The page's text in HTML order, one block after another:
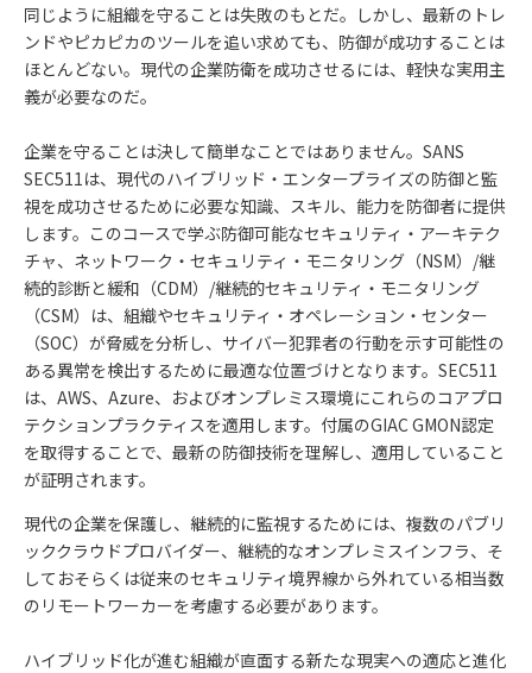
同じように組織を守ることは失敗のもとだ。しかし、最新のトレ
ンドやピカピカのツールを追い求めても、防御が成功することは
ほとんどない。現代の企業防衛を成功させるには、軽快な実用主
義が必要なのだ。
企業を守ることは決して簡単なことではありません。SANS
SEC511は、現代のハイブリッド・エンタープライズの防御と監
視を成功させるために必要な知識、スキル、能力を防御者に提供
します。このコースで学ぶ防御可能なセキュリティ・アーキテク
チャ、ネットワーク・セキュリティ・モニタリング（NSM）/継
続的診断と緩和（CDM）/継続的セキュリティ・モニタリング
（CSM）は、組織やセキュリティ・オペレーション・センター
（SOC）が脅威を分析し、サイバー犯罪者の行動を示す可能性の
ある異常を検出するために最適な位置づけとなります。SEC511
は、AWS、Azure、およびオンプレミス環境にこれらのコアプロ
テクションプラクティスを適用します。付属のGIAC GMON認定
を取得することで、最新の防御技術を理解し、適用していること
が証明されます。
現代の企業を保護し、継続的に監視するためには、複数のパブリ
ッククラウドプロバイダー、継続的なオンプレミスインフラ、そ
しておそらくは従来のセキュリティ境界線から外れている相当数
のリモートワーカーを考慮する必要があります。
ハイブリッド化が進む組織が直面する新たな現実への適応と進化